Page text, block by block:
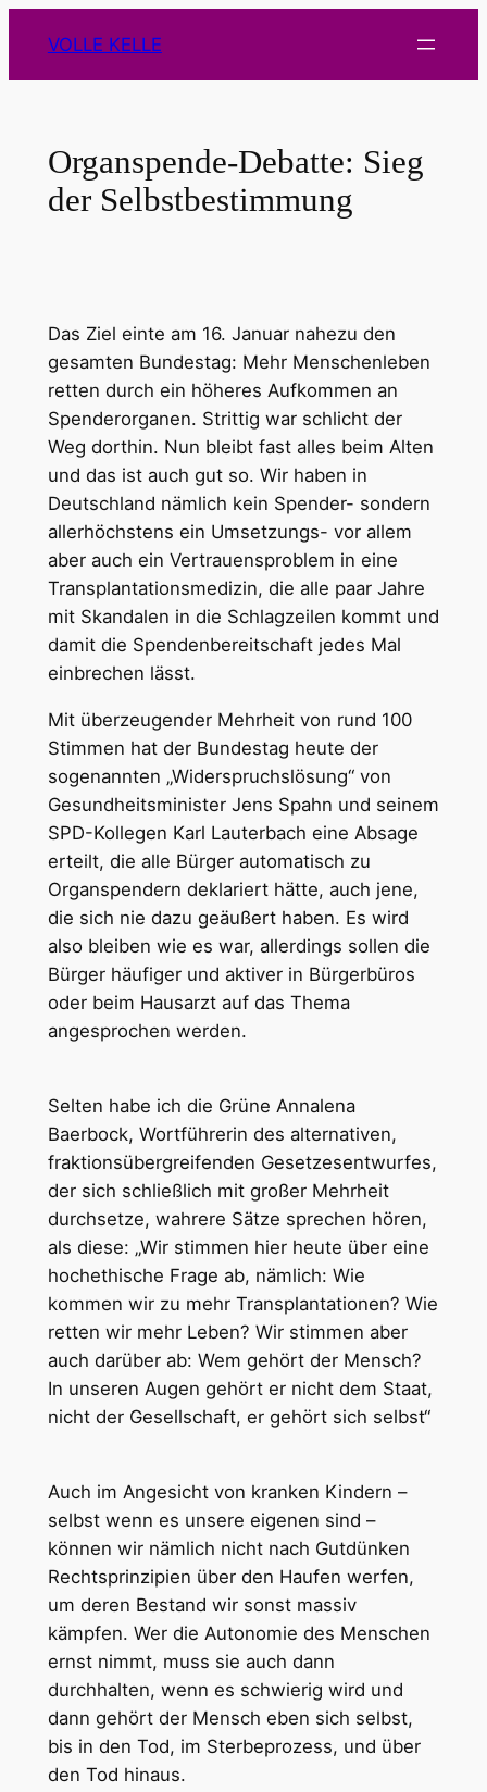
Inhalt
springen
VOLLE KELLE
Organspende-Debatte: Sieg
der Selbstbestimmung
Das Ziel einte am 16. Januar nahezu den
gesamten Bundestag: Mehr Menschenleben
retten durch ein höheres Aufkommen an
Spenderorganen. Strittig war schlicht der
Weg dorthin. Nun bleibt fast alles beim Alten
und das ist auch gut so. Wir haben in
Deutschland nämlich kein Spender- sondern
allerhöchstens ein Umsetzungs- vor allem
aber auch ein Vertrauensproblem in eine
Transplantationsmedizin, die alle paar Jahre
mit Skandalen in die Schlagzeilen kommt und
damit die Spendenbereitschaft jedes Mal
einbrechen lässt.
Mit überzeugender Mehrheit von rund 100
Stimmen hat der Bundestag heute der
sogenannten „Widerspruchslösung“ von
Gesundheitsminister Jens Spahn und seinem
SPD-Kollegen Karl Lauterbach eine Absage
erteilt, die alle Bürger automatisch zu
Organspendern deklariert hätte, auch jene,
die sich nie dazu geäußert haben. Es wird
also bleiben wie es war, allerdings sollen die
Bürger häufiger und aktiver in Bürgerbüros
oder beim Hausarzt auf das Thema
angesprochen werden.
Selten habe ich die Grüne Annalena
Baerbock, Wortführerin des alternativen,
fraktionsübergreifenden Gesetzesentwurfes,
der sich schließlich mit großer Mehrheit
durchsetze, wahrere Sätze sprechen hören,
als diese: „Wir stimmen hier heute über eine
hochethische Frage ab, nämlich: Wie
kommen wir zu mehr Transplantationen? Wie
retten wir mehr Leben? Wir stimmen aber
auch darüber ab: Wem gehört der Mensch?
In unseren Augen gehört er nicht dem Staat,
nicht der Gesellschaft, er gehört sich selbst“
Auch im Angesicht von kranken Kindern –
selbst wenn es unsere eigenen sind –
können wir nämlich nicht nach Gutdünken
Rechtsprinzipien über den Haufen werfen,
um deren Bestand wir sonst massiv
kämpfen. Wer die Autonomie des Menschen
ernst nimmt, muss sie auch dann
durchhalten, wenn es schwierig wird und
dann gehört der Mensch eben sich selbst,
bis in den Tod, im Sterbeprozess, und über
den Tod hinaus.